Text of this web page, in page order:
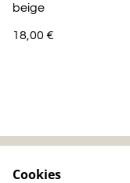
beige
18,00 €
Cookies